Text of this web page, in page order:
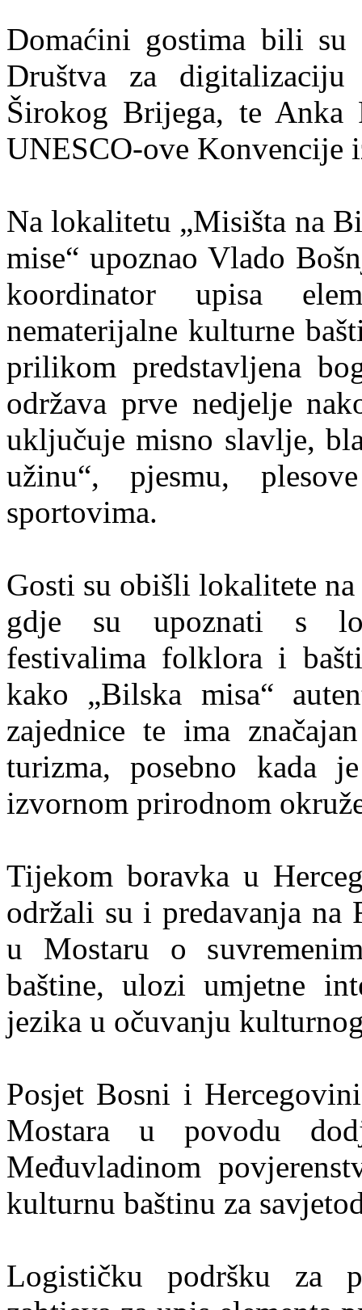
Domaćini gostima bili su
Društva za
Širokog Brijega, te Anka
UNESCO-ove Konvencije
Na lokalitetu „Misišta na
mise“ upoznao Vlado
koordinator upisa
nematerijalne kulturne
prilikom predstavljena
održava prve nedjelje
uključuje misno slavlje,
užinu“, pjesmu,
sportovima.
Gosti su obišli lokalitete
gdje su upoznati s
festivalima folklora i
kako „Bilska misa“
zajednice te ima
turizma, posebno kada
izvornom prirodnom
Tijekom boravka u
održali su i predavanja na
u Mostaru o
baštine, ulozi umjetne
jezika u očuvanju
Posjet Bosni i
Mostara u povodu
Međuvladinom
kulturnu baštinu za
Logističku podršku za